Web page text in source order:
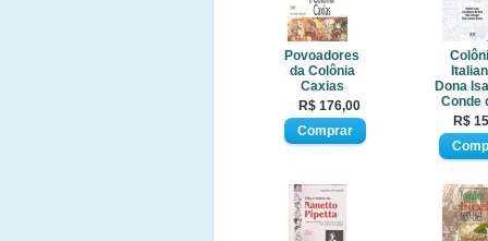
Povoadores
da Colônia
Caxias
R$ 176,00
Dona
Conde
R$